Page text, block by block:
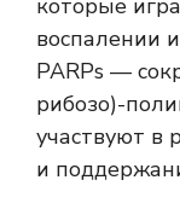
которые
воспалении
PARPs —
рибозо)-
участвуют в
и